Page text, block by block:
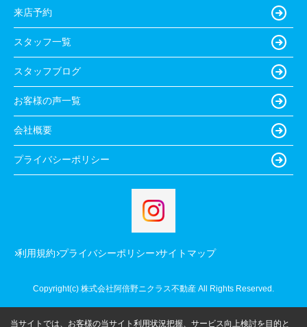
来店予約
スタッフ一覧
スタッフブログ
お客様の声一覧
会社概要
プライバシーポリシー
利用規約 プライバシーポリシー サイトマップ
Copyright(c) 株式会社阿倍野ニクラス不動産 All Rights Reserved.
当サイトでは、お客様の当サイト利用状況把握、サービス向上検討を目的と